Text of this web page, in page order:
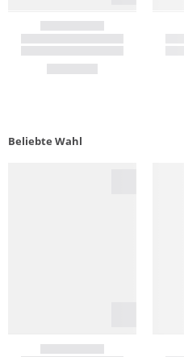
Beliebte Wahl